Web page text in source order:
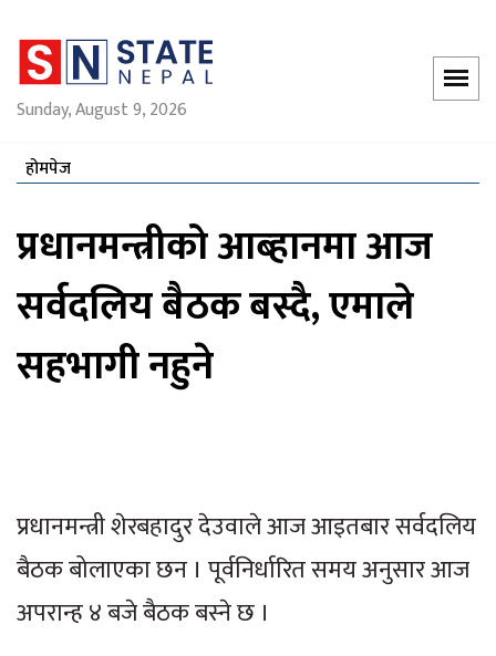
Sunday, August 9, 2026
होमपेज
प्रधानमन्त्रीको आब्हानमा आज
सर्वदलिय बैठक बस्दै, एमाले
सहभागी नहुने
प्रधानमन्त्री शेरबहादुर देउवाले आज आइतबार सर्वदलिय
बैठक बोलाएका छन । पूर्वनिर्धारित समय अनुसार आज
अपरान्ह ४ बजे बैठक बस्ने छ ।